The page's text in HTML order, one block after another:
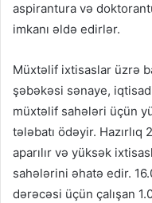
aspirantura və
imkanı əldə edirlər.
Müxtəlif ixtisaslar üzrə
şəbəkəsi sənaye,
müxtəlif sahələri üçün
tələbatı ödəyir.
aparılır və yüksək
sahələrini əhatə edir.
dərəcəsi üçün çalışan